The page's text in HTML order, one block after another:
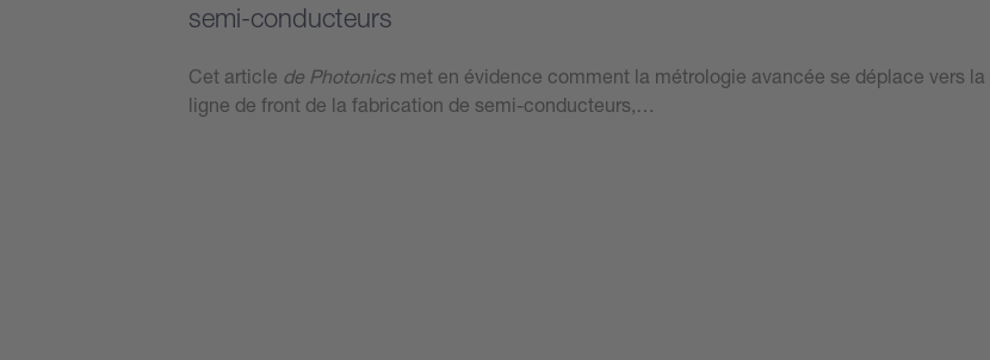
semi-conducteurs
Cet article de Photonicsmet en évidence comment la métrologie avancée se déplace vers la
ligne de front de la fabrication de semi-conducteurs,…